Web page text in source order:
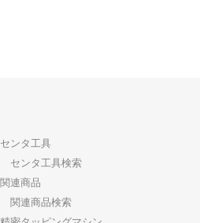
センタ工具
センタ工具検索
関連商品
関連商品検索